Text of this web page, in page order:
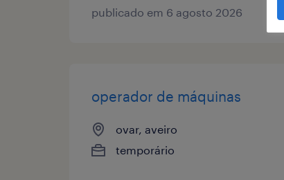
publicado em 6 agosto 2026
operador de máquinas
ovar, aveiro
temporário